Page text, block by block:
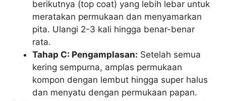
berikutnya (top coat) yang lebih lebar untuk
meratakan permukaan dan menyamarkan
pita. Ulangi 2-3 kali hingga benar-benar
rata.
Tahap C: Pengamplasan: Setelah semua
kering sempurna, amplas permukaan
kompon dengan lembut hingga super halus
dan menyatu dengan permukaan papan.